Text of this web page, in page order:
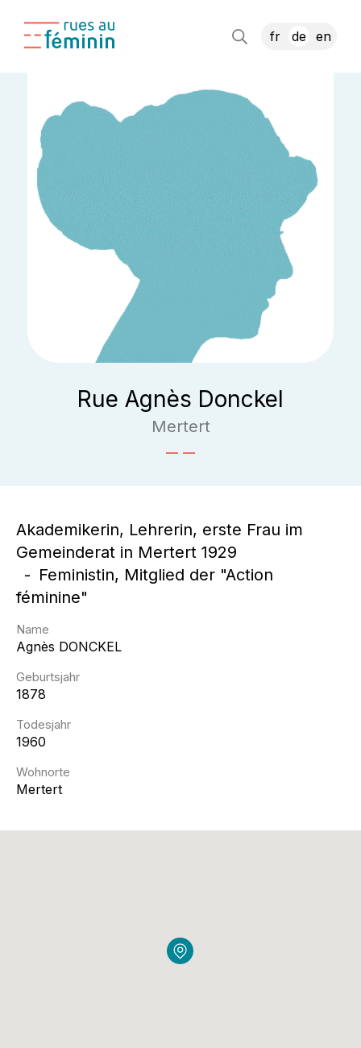
fr de en
Rue Agnès Donckel
Mertert
Akademikerin, Lehrerin, erste Frau im
Gemeinderat in Mertert 1929
Feministin, Mitglied der "Action
féminine"
Name
Agnès DONCKEL
Geburtsjahr
1878
Todesjahr
1960
Wohnorte
Mertert